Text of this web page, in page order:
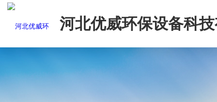
河北优威环保设备科
司